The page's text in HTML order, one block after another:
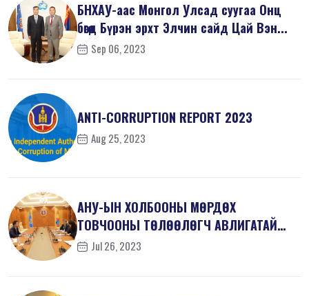
БНХАУ-аас Монгол Улсад суугаа Онц
бөгөөд Бүрэн эрхт Элчин сайд Цай Вэн...
Sep 06, 2023
ANTI-СORRUPTION REPORT 2023
Aug 25, 2023
АНУ-ЫН ХОЛБООНЫ МӨРДӨХ
ТОВЧООНЫ ТӨЛӨӨЛӨГЧ АВЛИГАТАЙ
ТЭМЦЭХ ГАЗАРТ ЗОЧЛ...
Jul 26, 2023